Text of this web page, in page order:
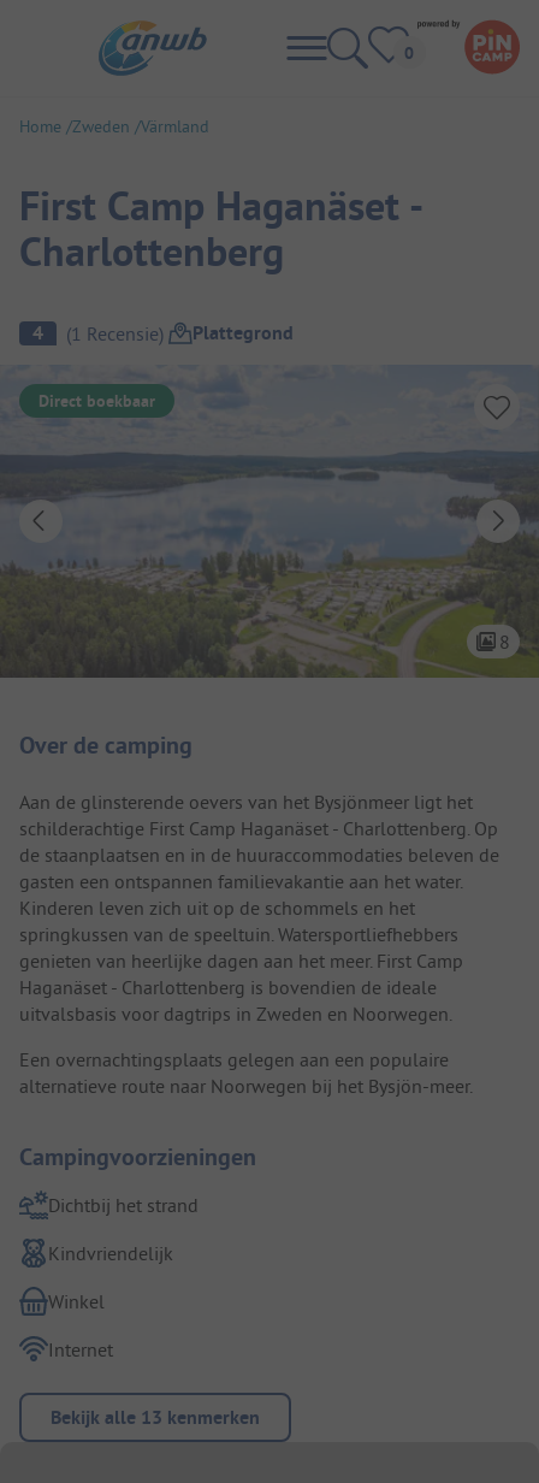
Home Zweden Värmland
First Camp Haganäset -
Charlottenberg
Camping overzicht
4 (1 Recensie) Plattegrond
Direct boekbaar
8
Over de camping
Aan de glinsterende oevers van het Bysjönmeer ligt het
schilderachtige First Camp Haganäset - Charlottenberg. Op
de staanplaatsen en in de huuraccommodaties beleven de
gasten een ontspannen familievakantie aan het water.
Kinderen leven zich uit op de schommels en het
springkussen van de speeltuin. Watersportliefhebbers
genieten van heerlijke dagen aan het meer. First Camp
Haganäset - Charlottenberg is bovendien de ideale
uitvalsbasis voor dagtrips in Zweden en Noorwegen.
Een overnachtingsplaats gelegen aan een populaire
alternatieve route naar Noorwegen bij het Bysjön-meer.
Campingvoorzieningen
Dichtbij het strand
Kindvriendelijk
Winkel
Internet
Bekijk alle 13 kenmerken